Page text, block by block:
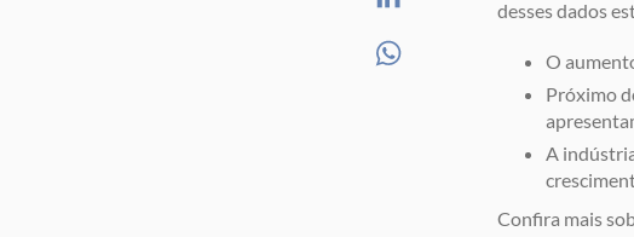
desses dados
O
Próximo
A
Confira mais